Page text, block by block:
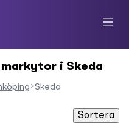
i Skeda
Skeda
Sortera